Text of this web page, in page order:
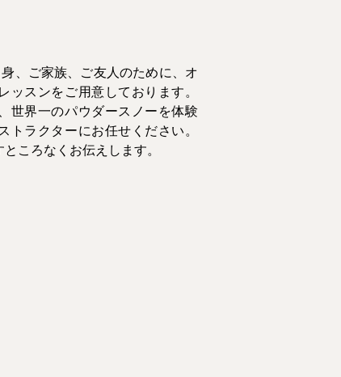
、ご家族、ご友人のために、オ
スンをご用意しております。
世界一のパウダースノーを体験
トラクターにお任せください。
ころなくお伝えします。